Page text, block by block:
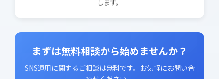
します。
まずは無料相談から始めませんか？
SNS運用に関するご相談は無料です。お気軽にお問い合